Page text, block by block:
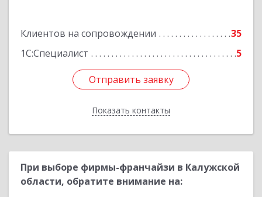
Клиентов на сопровождении
35
1С:Специалист
5
Отправить заявку
Показать контакты
Подробнее
Отправить заявку
Назад
При выборе фирмы-франчайзи в Калужской
области, обратите внимание на: